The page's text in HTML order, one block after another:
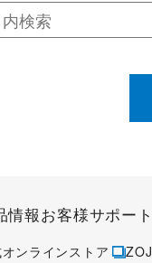
情報お客様サポー
ンラインストア